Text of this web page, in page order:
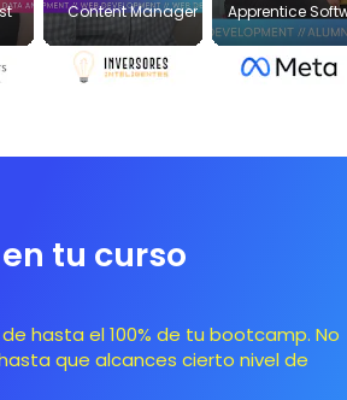
Content Manager
Apprentice
Engineer
tu curso
hasta el 100% de tu bootcamp. No
que alcances cierto nivel de